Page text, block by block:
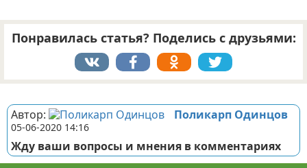
Понравилась статья? Поделись с друзьями:
Автор: Поликарп Одинцов
05-06-2020 14:16
Жду ваши вопросы и мнения в комментариях